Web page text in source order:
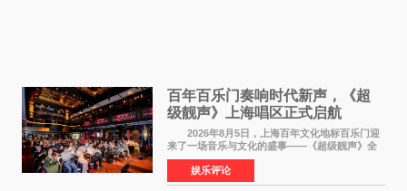
百年百乐门奏响时代新声，《超
级靓声》上海唱区正式启航
2026年8月5日，上海百年文化地标百乐门迎
来了一场音乐与文化的盛事——《超级靓声》全
国励志音乐公益节目上海唱区新闻发布会暨启动
仪式在此隆重举行。各界领导、嘉宾与媒体朋友
齐聚一堂，共同
娱乐评论